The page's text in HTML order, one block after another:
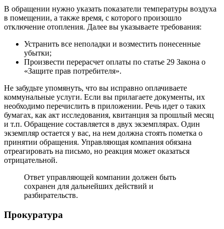
В обращении нужно указать показатели температуры воздуха
в помещении, а также время, с которого произошло
отключение отопления. Далее вы указываете требования:
Устранить все неполадки и возместить понесенные
убытки;
Произвести перерасчет оплаты по статье 29 Закона о
«Защите прав потребителя».
Не забудьте упомянуть, что вы исправно оплачиваете
коммунальные услуги. Если вы прилагаете документы, их
необходимо перечислить в приложении. Речь идет о таких
бумагах, как акт исследования, квитанция за прошлый месяц
и т.п. Обращение составляется в двух экземплярах. Один
экземпляр остается у вас, на нем должна стоять пометка о
принятии обращения. Управляющая компания обязана
отреагировать на письмо, но реакция может оказаться
отрицательной.
Ответ управляющей компании должен быть
сохранен для дальнейших действий и
разбирательств.
Прокуратура